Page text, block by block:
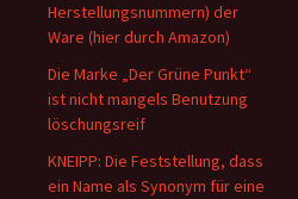
Herstellungsnummern) der
Ware (hier durch Amazon)
Die Marke „Der Grüne Punkt“
ist nicht mangels Benutzung
löschungsreif
KNEIPP: Die Feststellung, dass
ein Name als Synonym für eine